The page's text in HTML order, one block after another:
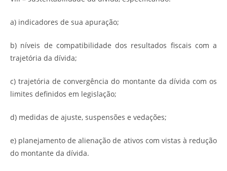
a) indicadores de sua apuração;
b) níveis de compatibilidade dos resultados fiscais com a
trajetória da dívida;
c) trajetória de convergência do montante da dívida com os
limites definidos em legislação;
d) medidas de ajuste, suspensões e vedações;
e) planejamento de alienação de ativos com vistas à redução
do montante da dívida.